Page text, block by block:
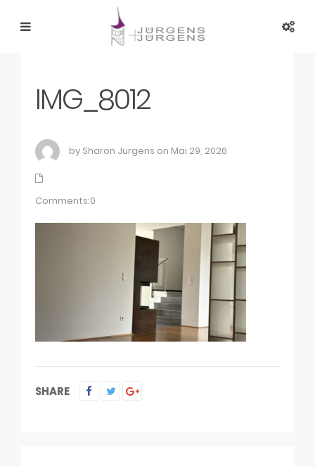
IMG_8012
by Sharon Jürgens on Mai 29, 2026
Comments:0
SHARE